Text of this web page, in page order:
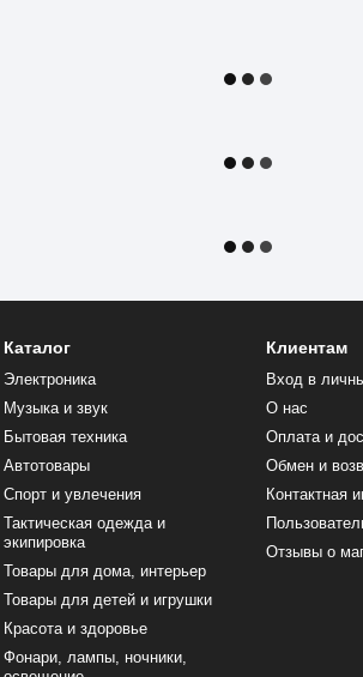
Каталог
Электроника
Музыка и звук
Бытовая техника
Автотовары
Спорт и увлечения
Тактическая одежда и
экипировка
Товары для дома, интерьер
Товары для детей и игрушки
Красота и здоровье
Фонари, лампы, ночники,
Клиентам
Вход в
О нас
Оплата и
Обмен и
Контактная
Отзывы о